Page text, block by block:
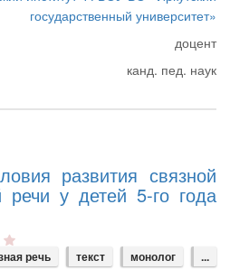
государственный университет»
доцент
канд. пед. наук
развития связной
речи у детей 5-го года
речь текст монолог ...